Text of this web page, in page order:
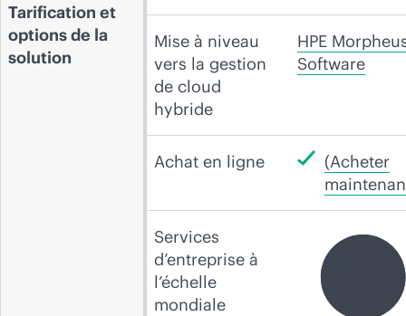
Tarification et
options de la
solution
Mise à niveau
vers la gestion
de cloud
hybride
HPE
Software
Achat en ligne
(Acheter
Services
d’entreprise à
l’échelle
mondiale